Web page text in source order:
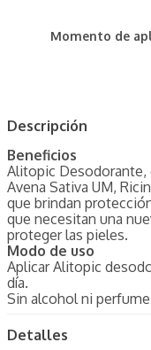
Momento de
Descripción
Beneficios
Alitopic
Avena Sativa UM,
que brindan
que necesitan una
proteger las pieles.
Modo de uso
Aplicar Alitopic
día.
Sin alcohol ni
Detalles